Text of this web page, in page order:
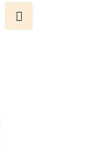
Produsul
următor